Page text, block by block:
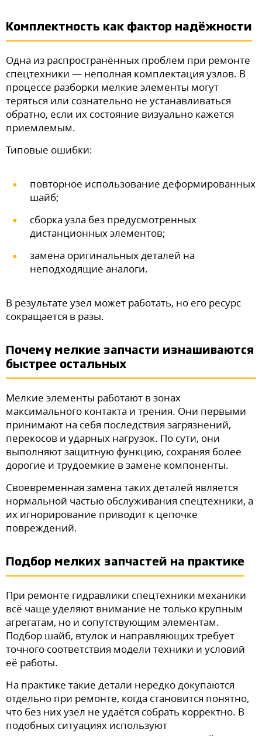
Комплектность как фактор надёжности
Одна из распространённых проблем при ремонте
спецтехники — неполная комплектация узлов. В
процессе разборки мелкие элементы могут
теряться или сознательно не устанавливаться
обратно, если их состояние визуально кажется
приемлемым.
Типовые ошибки:
повторное использование деформированных
шайб;
сборка узла без предусмотренных
дистанционных элементов;
замена оригинальных деталей на
неподходящие аналоги.
В результате узел может работать, но его ресурс
сокращается в разы.
Почему мелкие запчасти изнашиваются
быстрее остальных
Мелкие элементы работают в зонах
максимального контакта и трения. Они первыми
принимают на себя последствия загрязнений,
перекосов и ударных нагрузок. По сути, они
выполняют защитную функцию, сохраняя более
дорогие и трудоёмкие в замене компоненты.
Своевременная замена таких деталей является
нормальной частью обслуживания спецтехники, а
их игнорирование приводит к цепочке
повреждений.
Подбор мелких запчастей на практике
При ремонте гидравлики спецтехники механики
всё чаще уделяют внимание не только крупным
агрегатам, но и сопутствующим элементам.
Подбор шайб, втулок и направляющих требует
точного соответствия модели техники и условий
её работы.
На практике такие детали нередко докупаются
отдельно при ремонте, когда становится понятно,
что без них узел не удаётся собрать корректно. В
подобных ситуациях используют